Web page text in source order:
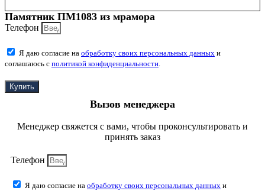
Памятник ПМ1083 из мрамора
Телефон
Я даю согласие на обработку своих персональных данных и
соглашаюсь с политикой конфиденциальности.
Купить
Вызов менеджера
Менеджер свяжется с вами, чтобы проконсультировать и
принять заказ
Телефон
Я даю согласие на обработку своих персональных данных и